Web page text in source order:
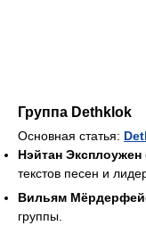
Группа Dethklok
Основная статья:
Нэйтан
текстов песен и
Вильям
группы.